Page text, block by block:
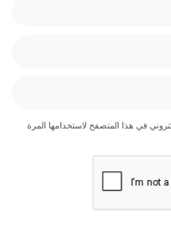
في هذا المتصفح لاستخدامها المرة